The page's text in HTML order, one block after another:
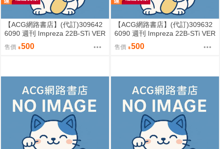
【ACG網路書店】(代訂)309642
6090 週刊 Impreza 22B-STi VER
SION をつくる (6)
售價 500
【ACG網路書店】(代訂)309632
6090 週刊 Impreza 22B-STi VER
SION をつくる (5)
售價 500